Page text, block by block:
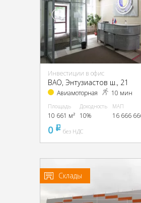
Инвестиции в офис
ВАО, Энтузиастов ш., 21
Авиамоторная 10 мин
Площадь
10 661 м²
Доходность
10%
МАП
16 666
0 pуббез НДС
Склады